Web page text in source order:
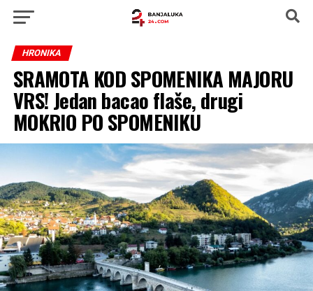
HRONIKA
SRAMOTA KOD SPOMENIKA MAJORU
VRS! Jedan bacao flaše, drugi
MOKRIO PO SPOMENIKU